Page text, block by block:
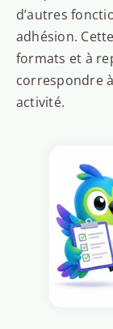
d’autres
adhésion.
formats et à
correspondre
activité.